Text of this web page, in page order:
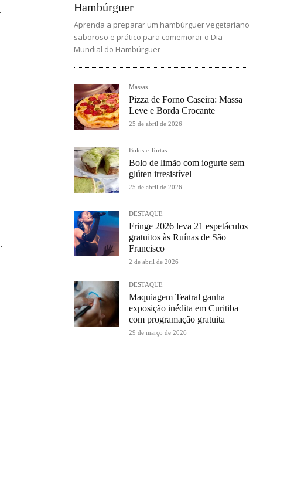
Hambúrguer
Aprenda a preparar um hambúrguer vegetariano
saboroso e prático para comemorar o Dia
Mundial do Hambúrguer
Massas
Pizza de Forno Caseira: Massa
Leve e Borda Crocante
25 de abril de 2026
Bolos e Tortas
Bolo de limão com iogurte sem
glúten irresistível
25 de abril de 2026
DESTAQUE
Fringe 2026 leva 21 espetáculos
gratuitos às Ruínas de São
Francisco
2 de abril de 2026
DESTAQUE
Maquiagem Teatral ganha
exposição inédita em Curitiba
com programação gratuita
29 de março de 2026